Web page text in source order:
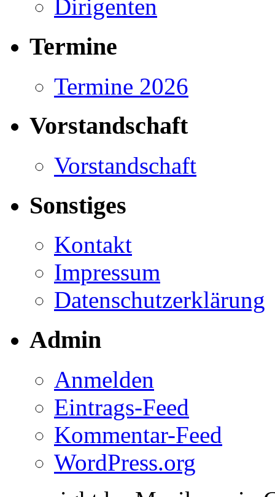
Dirigenten
Termine
Termine 2026
Vorstandschaft
Vorstandschaft
Sonstiges
Kontakt
Impressum
Datenschutzerklärung
Admin
Anmelden
Eintrags-Feed
Kommentar-Feed
WordPress.org